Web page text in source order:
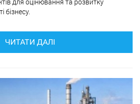
бізнесу.
ЧИТАТИ ДАЛІ